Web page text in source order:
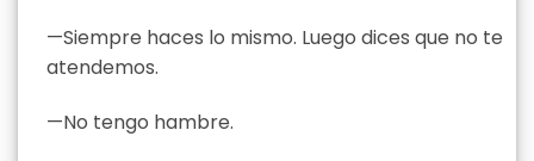
—Siempre haces lo mismo. Luego dices que no te
atendemos.
—No tengo hambre.